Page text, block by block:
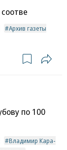
Архив газеты
по 100
Владимир Кара-